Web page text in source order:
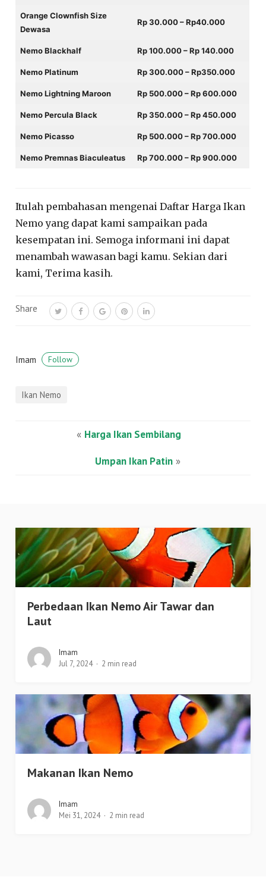
Orange Clownfish Size
Dewasa
Rp 30.000 – Rp40.000
Nemo Blackhalf Rp 100.000 – Rp 140.000
Nemo Platinum Rp 300.000 – Rp350.000
Nemo Lightning Maroon Rp 500.000 – Rp 600.000
Nemo Percula Black Rp 350.000 – Rp 450.000
Nemo Picasso Rp 500.000 – Rp 700.000
Nemo Premnas Biaculeatus Rp 700.000 – Rp 900.000
Itulah pembahasan mengenai Daftar Harga Ikan
Nemo yang dapat kami sampaikan pada
kesempatan ini. Semoga informani ini dapat
menambah wawasan bagi kamu. Sekian dari
kami, Terima kasih.
Share
Imam Follow
Ikan Nemo
« Harga Ikan Sembilang
Umpan Ikan Patin»
Perbedaan Ikan Nemo Air Tawar dan
Laut
Imam
Jul 7, 2024
2 min read
Makanan Ikan Nemo
Imam
Mei 31, 2024
2 min read